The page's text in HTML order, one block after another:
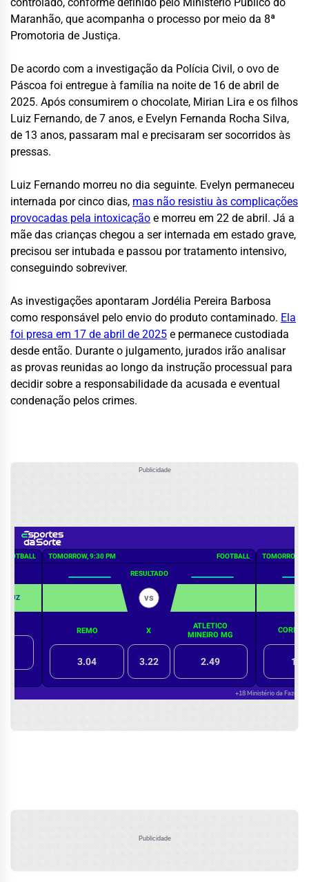
Maranhão, que acompanha o processo por meio da 8ª
Promotoria de Justiça.
De acordo com a investigação da Polícia Civil, o ovo de
Páscoa foi entregue à família na noite de 16 de abril de
2025. Após consumirem o chocolate, Mirian Lira e os filhos
Luiz Fernando, de 7 anos, e Evelyn Fernanda Rocha Silva,
de 13 anos, passaram mal e precisaram ser socorridos às
pressas.
Luiz Fernando morreu no dia seguinte. Evelyn permaneceu
internada por cinco dias, mas não resistiu às complicações
provocadas pela intoxicação e morreu em 22 de abril. Já a
mãe das crianças chegou a ser internada em estado grave,
precisou ser intubada e passou por tratamento intensivo,
conseguindo sobreviver.
As investigações apontaram Jordélia Pereira Barbosa
como responsável pelo envio do produto contaminado. Ela
foi presa em 17 de abril de 2025 e permanece custodiada
desde então. Durante o julgamento, jurados irão analisar
as provas reunidas ao longo da instrução processual para
decidir sobre a responsabilidade da acusada e eventual
condenação pelos crimes.
Publicidade
Publicidade